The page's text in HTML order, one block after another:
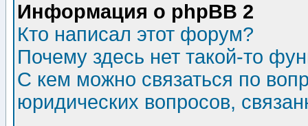
Информация о phpBB 2
Кто написал этот форум?
Почему здесь нет такой-то
С кем можно связаться по
юридических вопросов,